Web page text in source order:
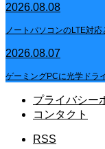
2026.08.08
ノートパソコンのLTE対
2026.08.07
ゲーミングPCに光学ドラ
プライバシー
コンタクト
RSS